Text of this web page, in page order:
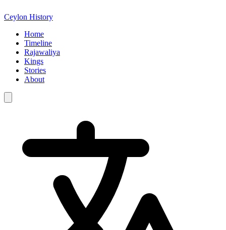
Ceylon History
Home
Timeline
Rajawaliya
Kings
Stories
About